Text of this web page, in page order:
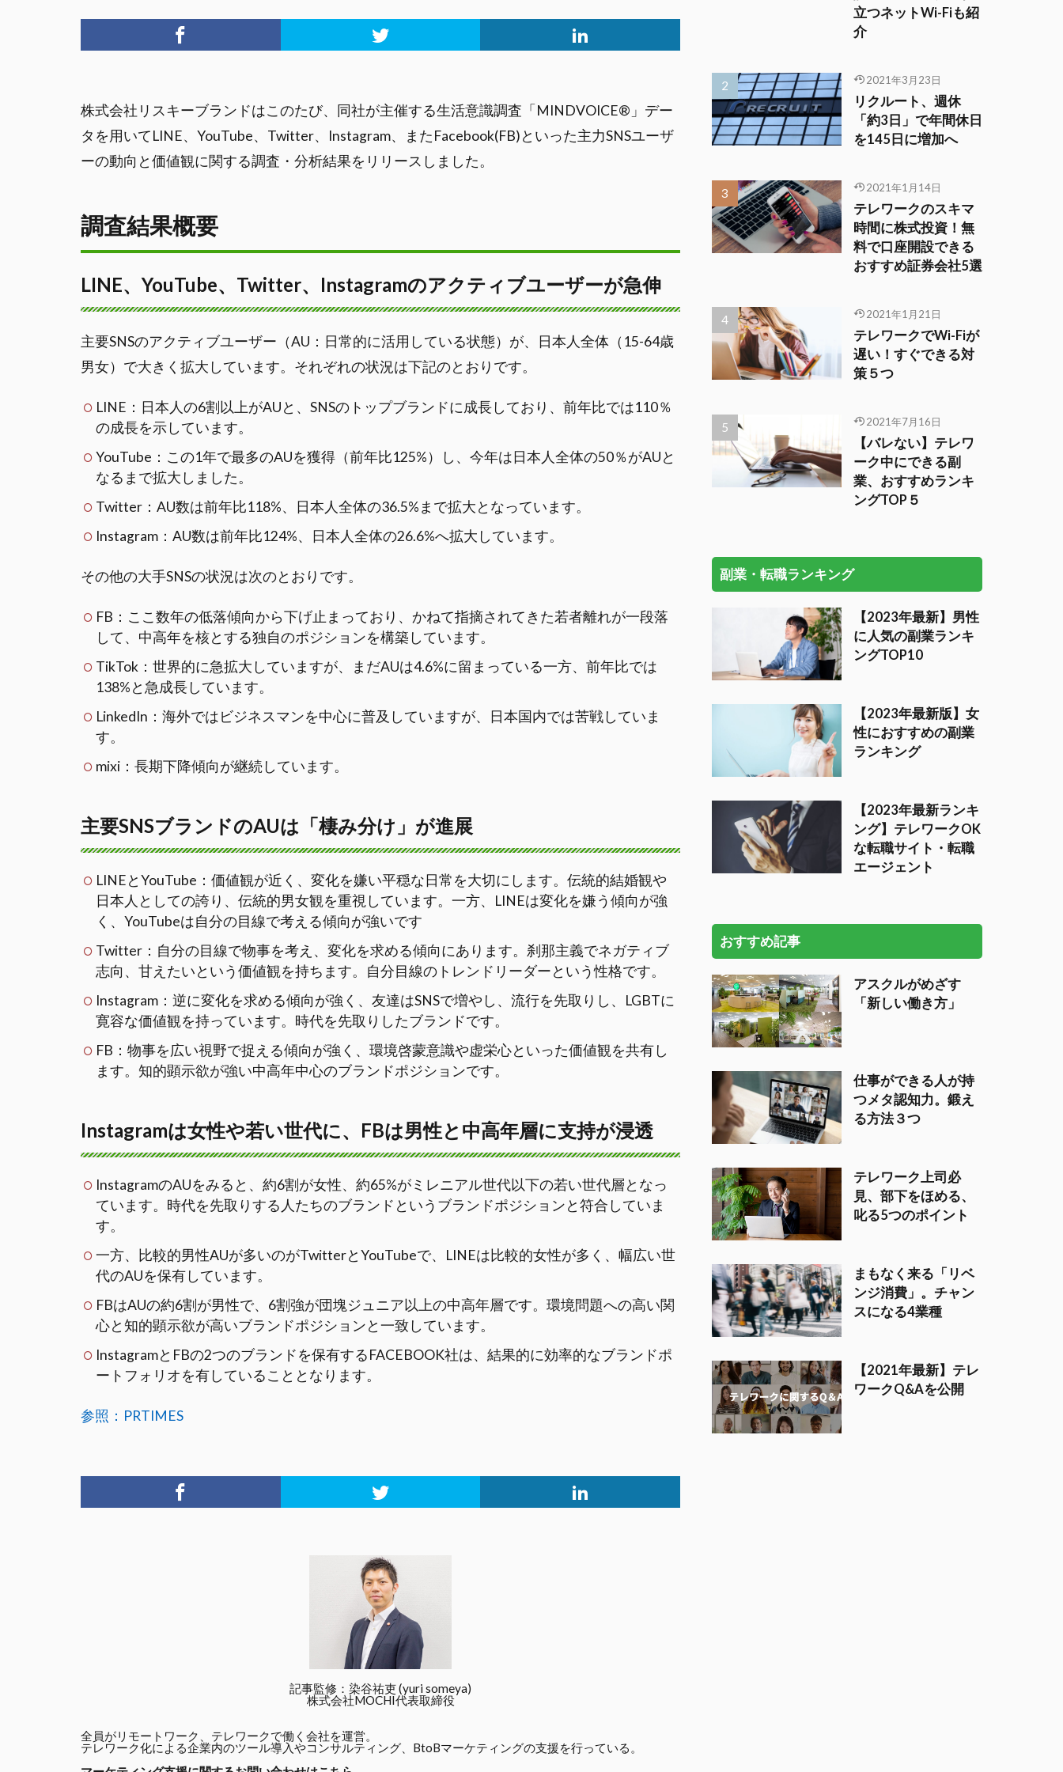
株式会社リスキーブランドはこのたび、同社が主催する生活意識調査「MINDVOICE®」デー
タを用いてLINE、YouTube、Twitter、Instagram、またFacebook(FB)といった主力SNSユーザ
ーの動向と価値観に関する調査・分析結果をリリースしました。
調査結果概要
LINE、YouTube、Twitter、Instagramのアクティブユーザーが急伸
主要SNSのアクティブユーザー（AU：日常的に活用している状態）が、日本人全体（15-64歳
男女）で大きく拡大しています。それぞれの状況は下記のとおりです。
LINE：日本人の6割以上がAUと、SNSのトップブランドに成長しており、前年比では110％
の成長を示しています。
YouTube：この1年で最多のAUを獲得（前年比125%）し、今年は日本人全体の50％がAUと
なるまで拡大しました。
Twitter：AU数は前年比118%、日本人全体の36.5%まで拡大となっています。
Instagram：AU数は前年比124%、日本人全体の26.6%へ拡大しています。
その他の大手SNSの状況は次のとおりです。
FB：ここ数年の低落傾向から下げ止まっており、かねて指摘されてきた若者離れが一段落
して、中高年を核とする独自のポジションを構築しています。
TikTok：世界的に急拡大していますが、まだAUは4.6%に留まっている一方、前年比では
138%と急成長しています。
LinkedIn：海外ではビジネスマンを中心に普及していますが、日本国内では苦戦していま
す。
mixi：長期下降傾向が継続しています。
主要SNSブランドのAUは「棲み分け」が進展
LINEとYouTube：価値観が近く、変化を嫌い平穏な日常を大切にします。伝統的結婚観や
日本人としての誇り、伝統的男女観を重視しています。一方、LINEは変化を嫌う傾向が強
く、YouTubeは自分の目線で考える傾向が強いです
Twitter：自分の目線で物事を考え、変化を求める傾向にあります。刹那主義でネガティブ
志向、甘えたいという価値観を持ちます。自分目線のトレンドリーダーという性格です。
Instagram：逆に変化を求める傾向が強く、友達はSNSで増やし、流行を先取りし、LGBTに
寛容な価値観を持っています。時代を先取りしたブランドです。
FB：物事を広い視野で捉える傾向が強く、環境啓蒙意識や虚栄心といった価値観を共有し
ます。知的顕示欲が強い中高年中心のブランドポジションです。
Instagramは女性や若い世代に、FBは男性と中高年層に支持が浸透
InstagramのAUをみると、約6割が女性、約65%がミレニアル世代以下の若い世代層となっ
ています。時代を先取りする人たちのブランドというブランドポジションと符合していま
す。
一方、比較的男性AUが多いのがTwitterとYouTubeで、LINEは比較的女性が多く、幅広い世
代のAUを保有しています。
FBはAUの約6割が男性で、6割強が団塊ジュニア以上の中高年層です。環境問題への高い関
心と知的顕示欲が高いブランドポジションと一致しています。
InstagramとFBの2つのブランドを保有するFACEBOOK社は、結果的に効率的なブランドポ
ートフォリオを有していることとなります。
参照：PRTIMES
記事監修：染谷祐吏 (yuri someya)
株式会社MOCHI代表取締役
全員がリモートワーク、テレワークで働く会社を運営。
テレワーク化による企業内のツール導入やコンサルティング、BtoBマーケティングの支援を行っている。
立つネットWi-Fiも紹
介
2021年3月23日
リクルート、週休
「約3日」で年間休日
を145日に増加へ
2021年1月14日
テレワークのスキマ
時間に株式投資！無
料で口座開設できる
おすすめ証券会社5選
2021年1月21日
テレワークでWi-Fiが
遅い！すぐできる対
策５つ
2021年7月16日
【バレない】テレワ
ーク中にできる副
業、おすすめランキ
ングTOP５
副業・転職ランキング
【2023年最新】男性
に人気の副業ランキ
ングTOP10
【2023年最新版】女
性におすすめの副業
ランキング
【2023年最新ランキ
ング】テレワークOK
な転職サイト・転職
エージェント
おすすめ記事
アスクルがめざす
「新しい働き方」
仕事ができる人が持
つメタ認知力。鍛え
る方法３つ
テレワーク上司必
見、部下をほめる、
叱る5つのポイント
まもなく来る「リベ
ンジ消費」。チャン
スになる4業種
【2021年最新】テレ
ワークQ&Aを公開